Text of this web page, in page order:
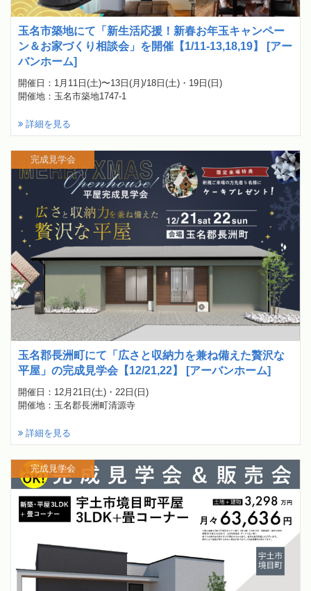
玉名市築地にて「新生活応援！新春お年玉キャンペー
ン＆お家づくり相談会」を開催【1/11-13,18,19】 [アー
バンホーム]
開催日：1月11日(土)〜13日(月)/18日(土)・19日(日)
開催地：玉名市築地1747-1
詳細を見る
玉名郡長洲町にて「広さと収納力を兼ね備えた贅沢な
平屋」の完成見学会【12/21,22】 [アーバンホーム]
開催日：12月21日(土)・22日(日)
開催地：玉名郡長洲町清源寺
詳細を見る
完成見学会
完成見学会